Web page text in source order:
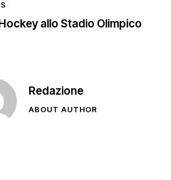
allo Stadio Olimpico
Redazione
ABOUT AUTHOR